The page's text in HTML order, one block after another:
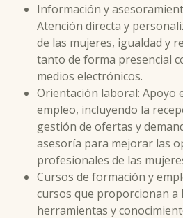
Información y
Atención directa y
de las mujeres, igualdad y
tanto de forma presencial
medios electrónicos.
Orientación laboral: Apoyo
empleo, incluyendo la
gestión de ofertas y
asesoría para mejorar las
profesionales de las
Cursos de formación y
cursos que proporcionan a
herramientas y